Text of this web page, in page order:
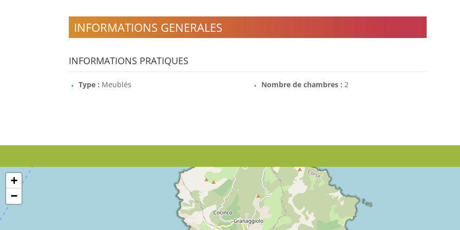
INFORMATIONS GENERALES
INFORMATIONS PRATIQUES
Type : Meublés Nombre de chambres : 2
+
−